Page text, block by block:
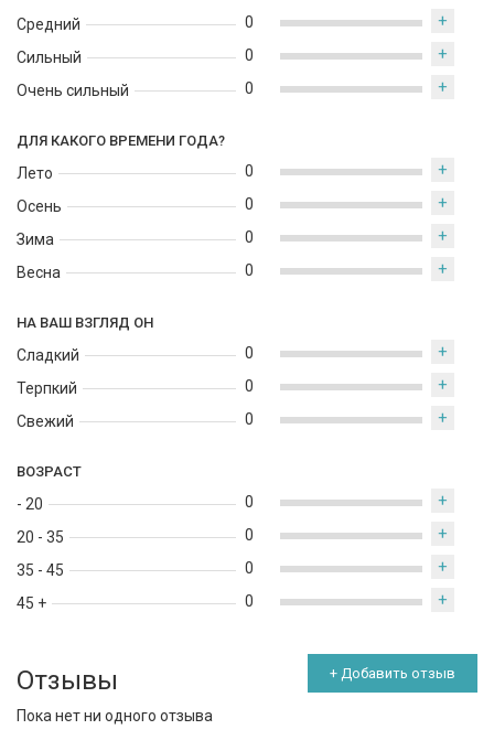
красиво раскрывается в прохладную погоду и создаёт
ощущение уютного итальянского кафе.
Средний
Сильный
Очень сильный
0 +
0 +
0 +
ДЛЯ КАКОГО ВРЕМЕНИ ГОДА?
Лето
Осень
Зима
Весна
0 +
0 +
0 +
0 +
НА ВАШ ВЗГЛЯД ОН
Сладкий
Терпкий
Свежий
0 +
0 +
0 +
ВОЗРАСТ
- 20
20 - 35
35 - 45
45 +
0 +
0 +
0 +
0 +
Отзывы + Добавить отзыв
Пока нет ни одного отзыва